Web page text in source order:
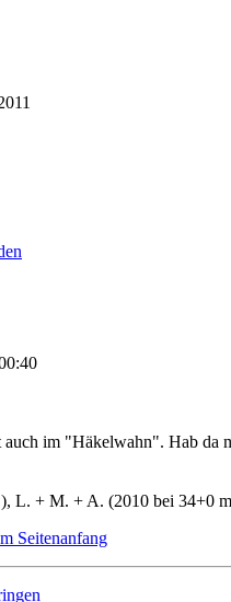
im "Häkelwahn". Hab da
L. + M. + A. (2010 bei 34+0
Seitenanfang